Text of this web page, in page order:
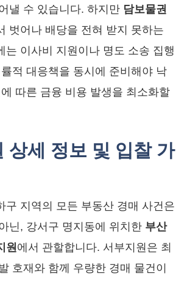
낼 수 있습니다. 하지만 담보물권
벗어나 배당을 전혀 받지 못하는
는 이사비 지원이나 명도 소송 집행
적 대응책을 동시에 준비해야 낙
따른 금융 비용 발생을 최소화할
상세 정보 및 입찰 가
구 지역의 모든 부동산 경매 사건은
닌, 강서구 명지동에 위치한 부산
원에서 관할합니다. 서부지원은 최
호재와 함께 우량한 경매 물건이